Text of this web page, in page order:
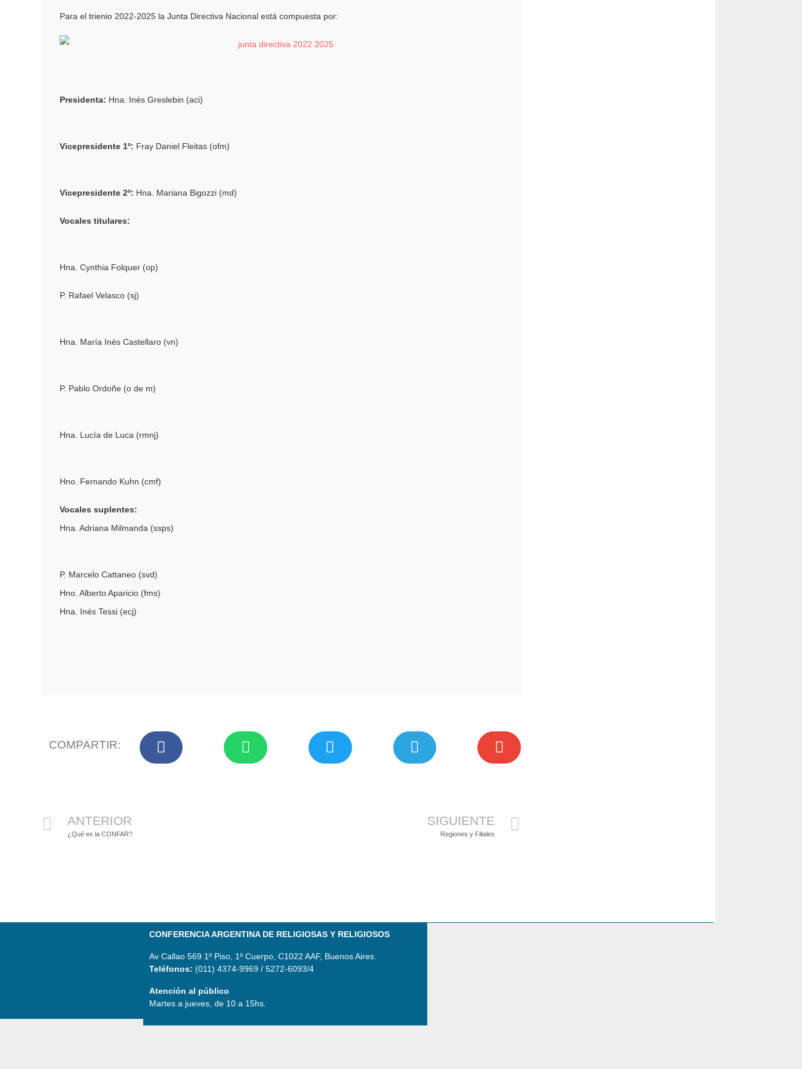
Para el trienio 2022-2025 la Junta Directiva Nacional está compuesta por:
Presidenta: Hna. Inés Greslebin (aci)
Vicepresidente 1º: Fray Daniel Fleitas (ofm)
Vicepresidente 2º: Hna. Mariana Bigozzi (md)
Vocales titulares:
Hna. Cynthia Folquer (op)
P. Rafael Velasco (sj)
Hna. María Inés Castellaro (vn)
P. Pablo Ordoñe (o de m)
Hna. Lucía de Luca (rmnj)
Hno. Fernando Kuhn (cmf)
Vocales suplentes:
Hna. Adriana Milmanda (ssps)
P. Marcelo Cattaneo (svd)
Hno. Alberto Aparicio (fms)
Hna. Inés Tessi (ecj)
COMPARTIR:
ANTERIOR
¿Qué es la CONFAR?
SIGUIENTE
Regiones y Filiales
CONFERENCIA ARGENTINA DE RELIGIOSAS Y RELIGIOSOS
Av Callao 569 1º Piso, 1º Cuerpo, C1022 AAF, Buenos Aires.
Teléfonos: (011) 4374-9969 / 5272-6093/4
Atención al público
Martes a jueves, de 10 a 15hs.